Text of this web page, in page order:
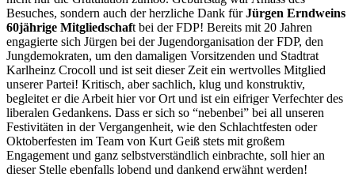
Besuches, sondern auch der herzliche Dank fürJürgen Erndweins
60jährige Mitgliedschaft bei der FDP! Bereits mit 20 Jahren
engagierte sich Jürgen bei der Jugendorganisation der FDP, den
Jungdemokraten, um den damaligen Vorsitzenden und Stadtrat
Karlheinz Crocoll und ist seit dieser Zeit ein wertvolles Mitglied
unserer Partei! Kritisch, aber sachlich, klug und konstruktiv,
begleitet er die Arbeit hier vor Ort und ist ein eifriger Verfechter des
liberalen Gedankens. Dass er sich so “nebenbei” bei all unseren
Festivitäten in der Vergangenheit, wie den Schlachtfesten oder
Oktoberfesten im Team von Kurt Geiß stets mit großem
Engagement und ganz selbstverständlich einbrachte, soll hier an
dieser Stelle ebenfalls lobend und dankend erwähnt werden!